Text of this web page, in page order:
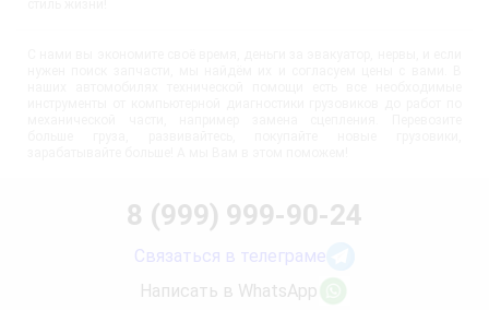
8 (999) 999-90-24
Связаться в телеграме
Написать в WhatsApp